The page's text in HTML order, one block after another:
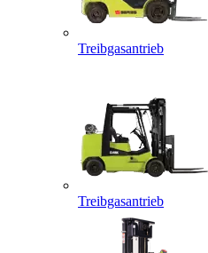
Treibgasantrieb
Treibgasantrieb